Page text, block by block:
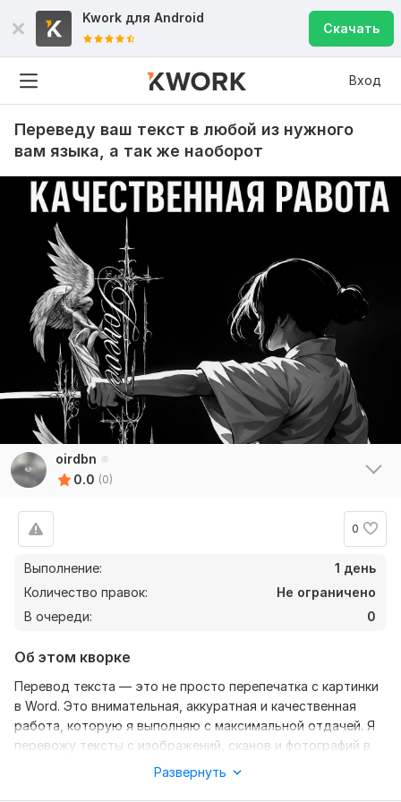
Kwork для Android
Скачать
Вход
Переведу ваш текст в любой из нужного
вам языка, а так же наоборот
oirdbn
0.0 (0)
0
Выполнение:
1 день
Количество правок:
Не ограничено
В очереди:
0
Об этом кворке
Перевод текста — это не просто перепечатка с картинки
в Word. Это внимательная, аккуратная и качественная
работа, которую я выполняю с максимальной отдачей. Я
перевожу тексты с изображений, сканов и фотографий в
читабельный и структурированный электронный формат.
Развернуть